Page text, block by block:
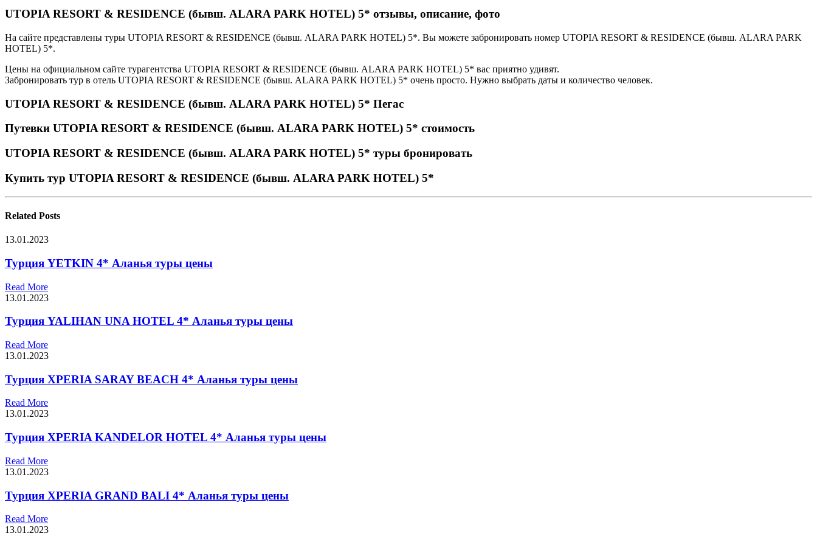
UTOPIA RESORT & RESIDENCE (бывш. ALARA PARK HOTEL) 5* отзывы, описание, фото
На сайте представлены туры UTOPIA RESORT & RESIDENCE (бывш. ALARA PARK HOTEL) 5*. Вы можете забронировать номер UTOPIA RESORT & RESIDENCE (бывш. ALARA PARK
HOTEL) 5*.
Цены на официальном сайте турагентства UTOPIA RESORT & RESIDENCE (бывш. ALARA PARK HOTEL) 5* вас приятно удивят.
Забронировать тур в отель UTOPIA RESORT & RESIDENCE (бывш. ALARA PARK HOTEL) 5* очень просто. Нужно выбрать даты и количество человек.
UTOPIA RESORT & RESIDENCE (бывш. ALARA PARK HOTEL) 5* Пегас
Путевки UTOPIA RESORT & RESIDENCE (бывш. ALARA PARK HOTEL) 5* стоимость
UTOPIA RESORT & RESIDENCE (бывш. ALARA PARK HOTEL) 5* туры бронировать
Купить тур UTOPIA RESORT & RESIDENCE (бывш. ALARA PARK HOTEL) 5*
Related Posts
13.01.2023
Турция YETKIN 4* Аланья туры цены
Read More
13.01.2023
Турция YALIHAN UNA HOTEL 4* Аланья туры цены
Read More
13.01.2023
Турция XPERIA SARAY BEACH 4* Аланья туры цены
Read More
13.01.2023
Турция XPERIA KANDELOR HOTEL 4* Аланья туры цены
Read More
13.01.2023
Турция XPERIA GRAND BALI 4* Аланья туры цены
Read More
13.01.2023